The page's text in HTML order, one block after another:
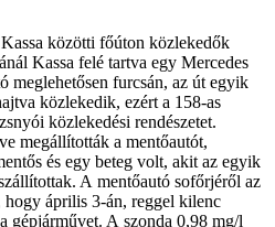
közötti főúton közlekedők
Kassa felé tartva egy Mercedes
meglehetősen furcsán, az út egyik
közlekedik, ezért a 158-as
közlekedési rendészetet.
megállították a mentőautót,
és egy beteg volt, akit az egyik
A mentőautó sofőrjéről az
április 3-án, reggel kilenc
gépjárművet. A szonda 0,98 mg/l